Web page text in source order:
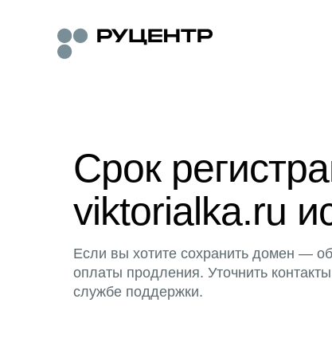
Срок
viktorialka.ru
Если вы хотите сохранить домен —
оплаты продления. Уточнить
службе поддержки.